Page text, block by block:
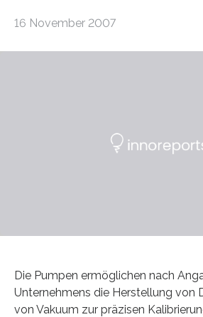
16 November 2007
Die Pumpen ermöglichen nach
Unternehmens die Herstellung von
von Vakuum zur präzisen